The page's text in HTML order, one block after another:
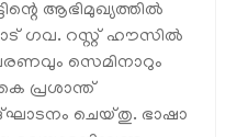
ആഭിമുഖ്യത്തിൽ
ഗവ. റസ്റ്റ് ഹൗസിൽ
സെമിനാറും
പ്രശാന്ത്
ചെയ്തു. ഭാഷാ